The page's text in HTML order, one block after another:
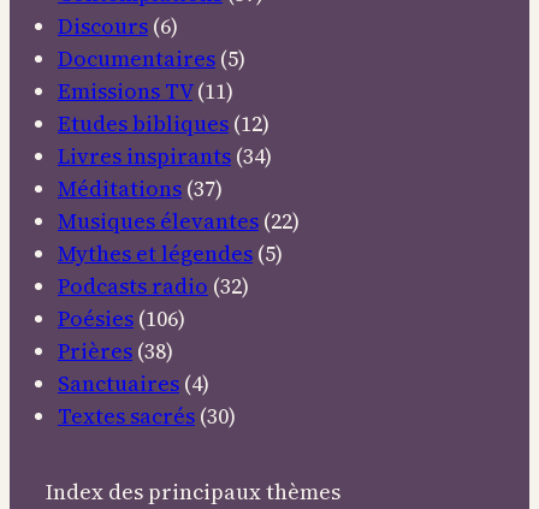
Discours (6)
Documentaires (5)
Emissions TV(11)
Etudes bibliques (12)
Livres inspirants (34)
Méditations (37)
Musiques élevantes (22)
Mythes et légendes (5)
Podcasts radio (32)
Poésies (106)
Prières (38)
Sanctuaires (4)
Textes sacrés (30)
Index des principaux thèmes